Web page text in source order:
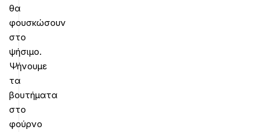
θα
φουσκώσουν
στο
ψήσιμο.
Ψήνουμε
τα
βουτήματα
στο
φούρνο